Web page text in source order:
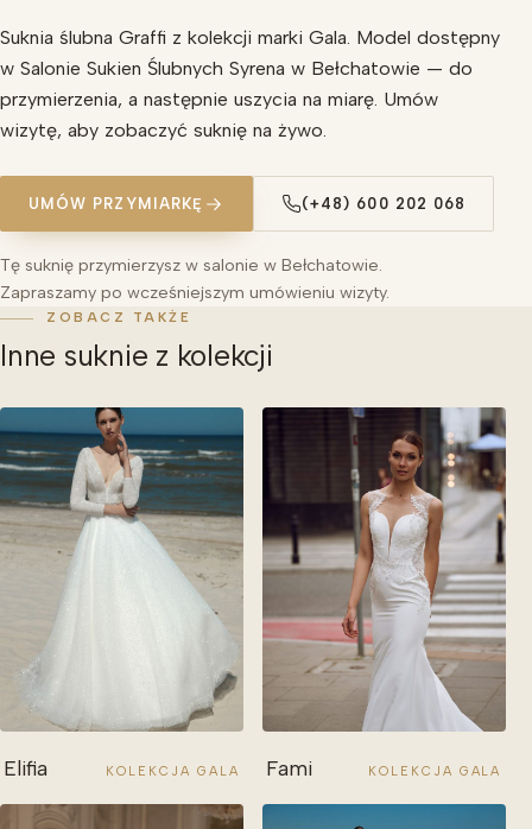
Suknia ślubna Graffi z kolekcji marki Gala. Model dostępny
w Salonie Sukien Ślubnych Syrena w Bełchatowie — do
przymierzenia, a następnie uszycia na miarę. Umów
wizytę, aby zobaczyć suknię na żywo.
UMÓW PRZYMIARKĘ (+48) 600 202 068
Tę suknię przymierzysz w salonie w Bełchatowie.
Zapraszamy po wcześniejszym umówieniu wizyty.
ZOBACZ TAKŻE
Inne suknie z kolekcji
Elifia KOLEKCJA GALA Fami KOLEKCJA GALA